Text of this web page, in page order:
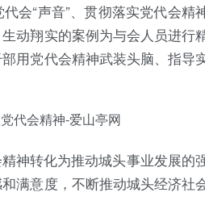
会“声音”、贯彻落实党代会精
动翔实的案例为与会人员进行
用党代会精神武装头脑、指导
神转化为推动城头事业发展的
满意度，不断推动城头经济社